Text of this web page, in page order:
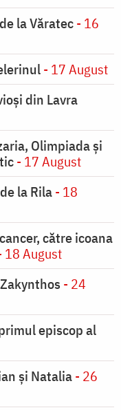
la Văratec- 16
- 17 August
din Lavra
Olimpiada și
- 17 August
la Rila- 18
către icoana
18 August
- 24
episcop al
și Natalia- 26